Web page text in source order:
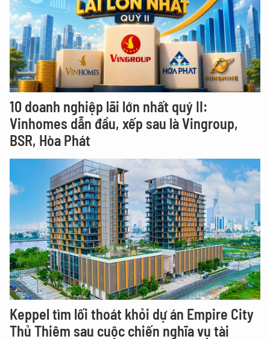
10 doanh nghiệp lãi lớn nhất quý II:
Vinhomes dẫn đầu, xếp sau là Vingroup,
BSR, Hòa Phát
Keppel tìm lối thoát khỏi dự án Empire City
Thủ Thiêm sau cuộc chiến nghĩa vụ tài